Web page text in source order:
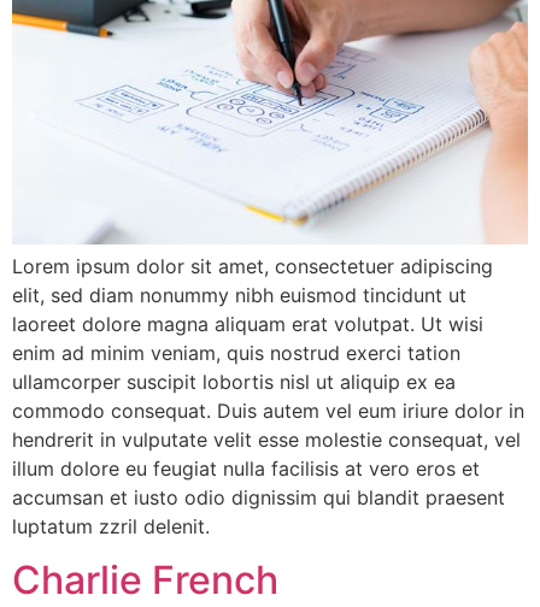
Lorem ipsum dolor sit amet, consectetuer adipiscing
elit, sed diam nonummy nibh euismod tincidunt ut
laoreet dolore magna aliquam erat volutpat. Ut wisi
enim ad minim veniam, quis nostrud exerci tation
ullamcorper suscipit lobortis nisl ut aliquip ex ea
commodo consequat. Duis autem vel eum iriure dolor in
hendrerit in vulputate velit esse molestie consequat, vel
illum dolore eu feugiat nulla facilisis at vero eros et
accumsan et iusto odio dignissim qui blandit praesent
luptatum zzril delenit.
Charlie French